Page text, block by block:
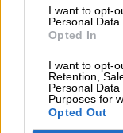
I want to opt-
Personal Data
Opted In
I want to opt-
Retention,
Personal
Purposes for
Opted Out
El pasado viernes,
Agenda Urbana,
satisfacción con el
Nacional de
Juan Almansa
Más artículos de este
lunes, 20 de diciembre de